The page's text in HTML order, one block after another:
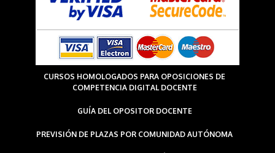
CURSOS HOMOLOGADOS PARA OPOSICIONES DE
COMPETENCIA DIGITAL DOCENTE
GUÍA DEL OPOSITOR DOCENTE
PREVISIÓN DE PLAZAS POR COMUNIDAD AUTÓNOMA